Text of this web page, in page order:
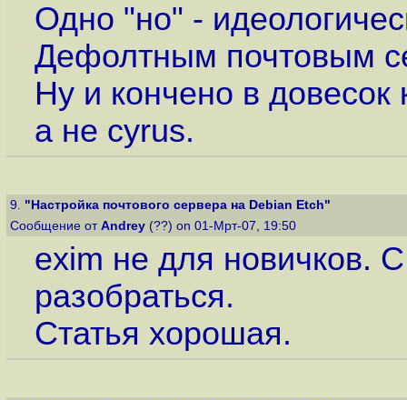
Одно "но" -
Дефолтным почтовым
Ну и кончено в
а не cyrus.
9. "Настройка почтового сервера на Debian Etch"
Сообщение от Andrey (??) on 01-Мрт-07, 19:50
exim не для новичков.
разобраться.
Статья хорошая.